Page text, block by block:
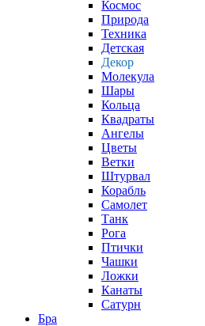
Космос
Природа
Техника
Детская
Декор
Молекула
Шары
Кольца
Квадраты
Ангелы
Цветы
Ветки
Штурвал
Корабль
Самолет
Танк
Рога
Птички
Чашки
Ложки
Канаты
Сатурн
Бра